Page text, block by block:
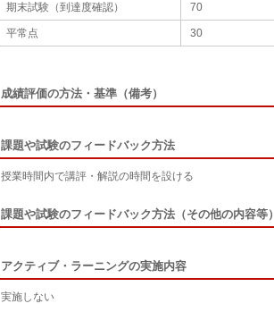
期末試験（到達度確認）
70
平常点 30
成績評価の方法・基準（備考）
課題や試験のフィードバック方法
授業時間内で講評・解説の時間を設ける
課題や試験のフィードバック方法（その他の内容等）
アクティブ・ラーニングの実施内容
実施しない